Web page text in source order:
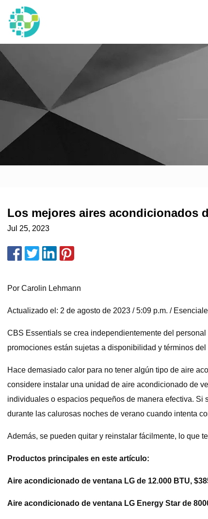
Los mejores aires acondicionados
Jul 25, 2023
Por Carolin Lehmann
Actualizado el: 2 de agosto de 2023 / 5:09 p.m. /
CBS Essentials se crea independientemente del
promociones están sujetas a disponibilidad y términos del
Hace demasiado calor para no tener algún tipo de aire
considere instalar una unidad de aire acondicionado de
individuales o espacios pequeños de manera efectiva. Si
durante las calurosas noches de verano cuando intenta
Además, se pueden quitar y reinstalar fácilmente, lo que
Productos principales en este artículo:
Aire acondicionado de ventana LG de 12.000 BTU,
Aire acondicionado de ventana LG Energy Star de